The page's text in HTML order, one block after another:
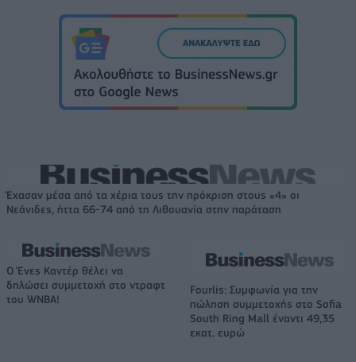
Έχασαν μέσα από τα χέρια τους την πρόκριση στους «4» οι
Νεάνιδες, ήττα 66-74 από τη Λιθουανία στην παράταση
Ο Ένες Καντέρ θέλει να
δηλώσει συμμετοχή στο ντραφτ
του WNBA!
Fourlis: Συμφωνία για την
πώληση συμμετοχής στο Sofia
South Ring Mall έναντι 49,35
εκατ. ευρώ